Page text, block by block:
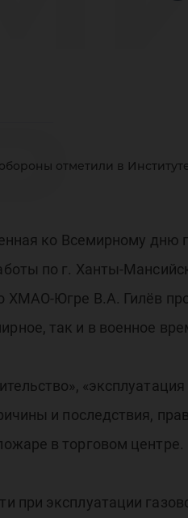
отметили в
ко Всемирному
по г. Ханты-
ХМАО-Югре В.А. Гилёв
так и в военное
и последствия,
в торговом центре.
при эксплуатации